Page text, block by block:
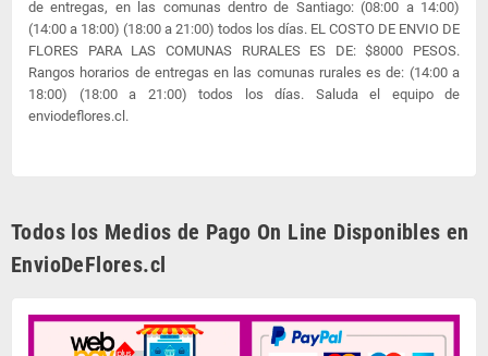
de entregas, en las comunas dentro de Santiago: (08:00 a 14:00)
(14:00 a 18:00) (18:00 a 21:00) todos los días. EL COSTO DE ENVIO DE
FLORES PARA LAS COMUNAS RURALES ES DE: $8000 PESOS.
Rangos horarios de entregas en las comunas rurales es de: (14:00 a
18:00) (18:00 a 21:00) todos los días. Saluda el equipo de
enviodeflores.cl.
Todos los Medios de Pago On Line Disponibles en
EnvioDeFlores.cl